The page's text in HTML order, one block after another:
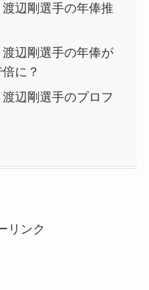
渡辺剛選手の年俸推
渡辺剛選手の年俸が
に？
渡辺剛選手のプロフ
リンク